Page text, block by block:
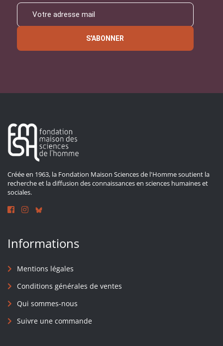
S'ABONNER
Créée en 1963, la Fondation Maison Sciences de l'Homme soutient la
recherche et la diffusion des connaissances en sciences humaines et
sociales.
Informations
Mentions légales
Conditions générales de ventes
Qui sommes-nous
Suivre une commande